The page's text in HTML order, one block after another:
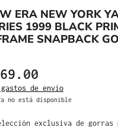
ERA NEW YORK
1999 BLACK
SNAPBACK
gastos de envío
no está disponible
exclusiva de gorras